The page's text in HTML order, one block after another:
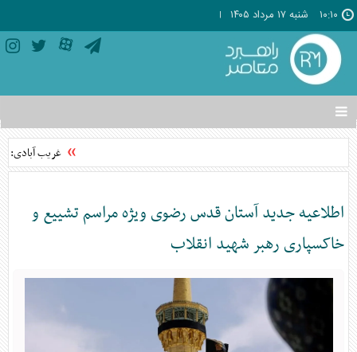
۱۰:۱۰ شنبه ۱۷ مرداد ۱۴۰۵
تغییر
وضعیت
منوی
ها
غریب آبادی:
اطلاعیه جدید آستان قدس رضوی ویژه مراسم تشییع و
خاکسپاری رهبر شهید انقلاب